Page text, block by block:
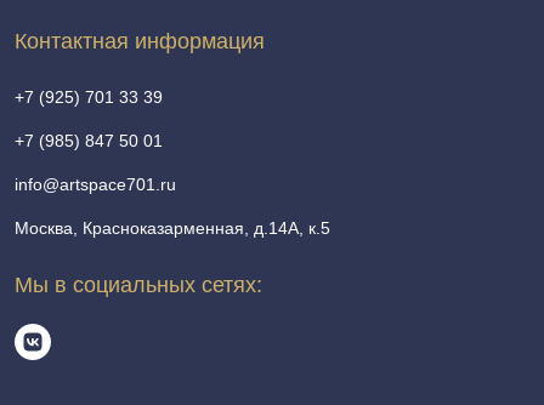
Контактная информация
+7 (925) 701 33 39
+7 (985) 847 50 01
info@artspace701.ru
Москва, Красноказарменная, д.14А, к.5
Мы в социальных сетях: